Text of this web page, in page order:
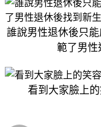
誰說男性退休後只
範了男性
看到大家臉上